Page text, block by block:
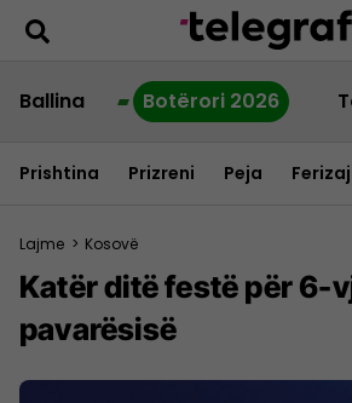
Ballina Botërori 2026
Prishtina Prizreni Peja Ferizaj
Lajme > Kosovë
Katër ditë festë për 6-
pavarësisë